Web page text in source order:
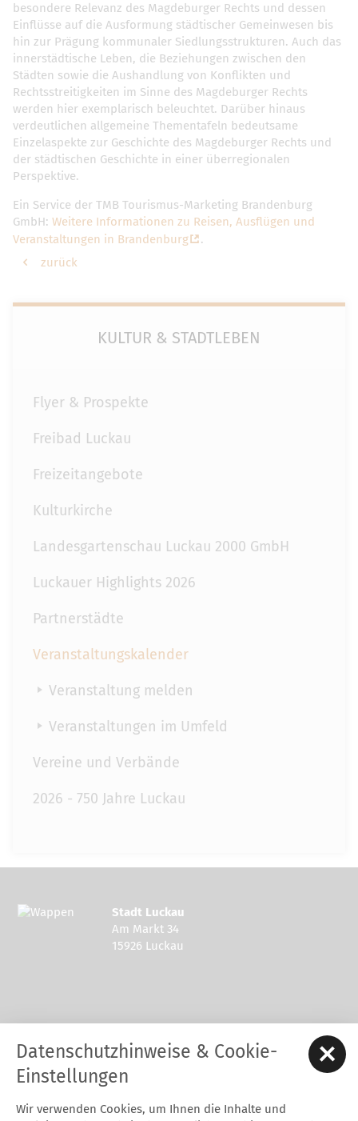
besondere Relevanz des Magdeburger Rechts und dessen
Einflüsse auf die Ausformung städtischer Gemeinwesen bis
hin zur Prägung kommunaler Siedlungsstrukturen. Auch das
innerstädtische Leben, die Beziehungen zwischen den
Städten sowie die Aushandlung von Konflikten und
Rechtsstreitigkeiten im Sinne des Magdeburger Rechts
werden hier exemplarisch beleuchtet. Darüber hinaus
verdeutlichen allgemeine Thementafeln bedeutsame
Einzelaspekte zur Geschichte des Magdeburger Rechts und
der städtischen Geschichte in einer überregionalen
Perspektive.
Ein Service der TMB Tourismus-Marketing Brandenburg
GmbH: Weitere Informationen zu Reisen, Ausflügen und
Veranstaltungen in Brandenburg
.
zurück
KULTUR & STADTLEBEN
Flyer & Prospekte
Freibad Luckau
Freizeitangebote
Kulturkirche
Landesgartenschau Luckau 2000 GmbH
Luckauer Highlights 2026
Partnerstädte
Veranstaltungskalender
Veranstaltung melden
Veranstaltungen im Umfeld
Vereine und Verbände
2026 - 750 Jahre Luckau
Stadt Luckau
Am Markt 34
15926 Luckau
Tel.: 03544 - 594 0
Fax: 03544 - 2948
E-Mail:stadt@luckau.de
Datenschutzhinweise & Cookie-
Einstellungen
Wir verwenden Cookies, um Ihnen die Inhalte und